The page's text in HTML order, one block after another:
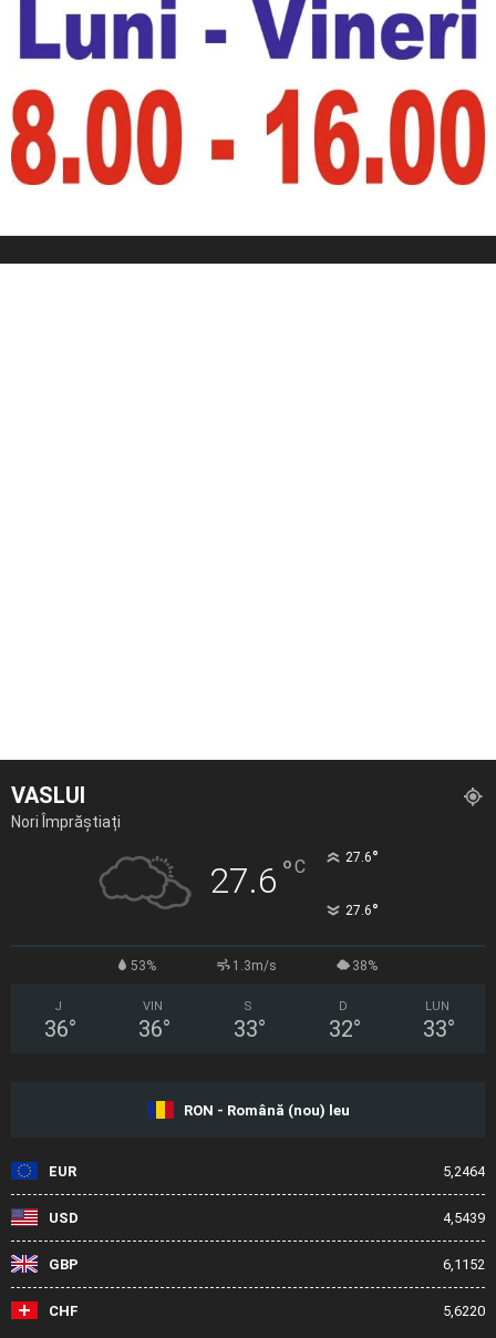
VASLUI
Nori Împrăștiați
27.6 °C 27.6°
27.6°
53% 1.3m/s 38%
J
36°
VIN
36°
S
33°
D
32°
LUN
33°
RON - Română (nou) leu
EUR 5,2464
USD 4,5439
GBP 6,1152
CHF 5,6220